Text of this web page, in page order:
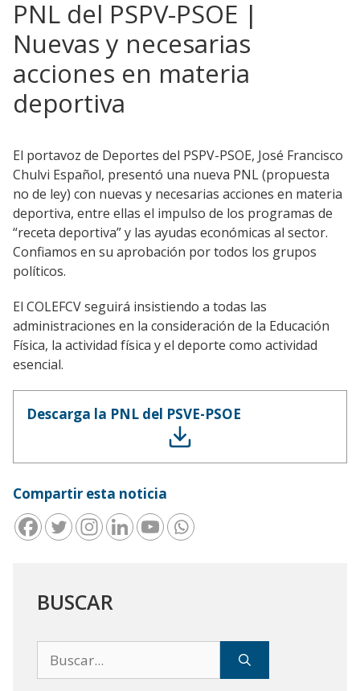
PNL del PSPV-PSOE |
Nuevas y necesarias
acciones en materia
deportiva
El portavoz de Deportes del PSPV-PSOE, José Francisco
Chulvi Español, presentó una nueva PNL (propuesta
no de ley) con nuevas y necesarias acciones en materia
deportiva, entre ellas el impulso de los programas de
“receta deportiva” y las ayudas económicas al sector.
Confiamos en su aprobación por todos los grupos
políticos.
El COLEFCV seguirá insistiendo a todas las
administraciones en la consideración de la Educación
Física, la actividad física y el deporte como actividad
esencial.
Descarga la PNL del PSVE-PSOE
Compartir esta noticia
BUSCAR